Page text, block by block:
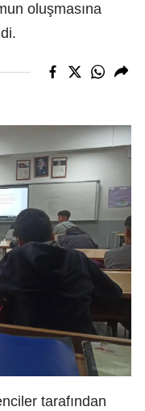
oluşmasına
tarafından